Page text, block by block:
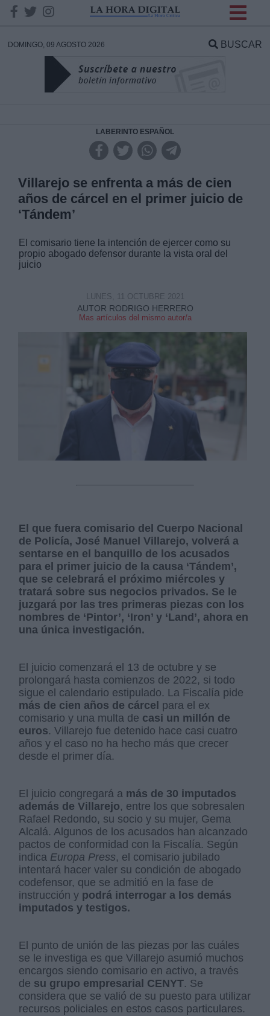
DOMINGO, 09 AGOSTO 2026 BUSCAR
LABERINTO ESPAÑOL
Villarejo se enfrenta a más de cien
años de cárcel en el primer juicio de
‘Tándem’
El comisario tiene la intención de ejercer como su
propio abogado defensor durante la vista oral del
juicio
AUTOR RODRIGO HERRERO
Mas artículos del mismo autor/a
LUNES, 11 OCTUBRE 2021
El que fuera comisario del Cuerpo Nacional
de Policía, José Manuel Villarejo, volverá a
sentarse en el banquillo de los acusados
para el primer juicio de la causa ‘Tándem’,
que se celebrará el próximo miércoles y
tratará sobre sus negocios privados. Se le
juzgará por las tres primeras piezas con los
nombres de ‘Pintor’, ‘Iron’ y ‘Land’, ahora en
una única investigación.
El juicio comenzará el 13 de octubre y se
prolongará hasta comienzos de 2022, si todo
sigue el calendario estipulado. La Fiscalía pide
más de cien años de cárcel para el ex
comisario y una multa de casi un millón de
euros. Villarejo fue detenido hace casi cuatro
años y el caso no ha hecho más que crecer
desde el primer día.
El juicio congregará a más de 30 imputados
además de Villarejo, entre los que sobresalen
Rafael Redondo, su socio y su mujer, Gema
Alcalá. Algunos de los acusados han alcanzado
pactos de conformidad con la Fiscalía. Según
indica Europa Press, el comisario jubilado
intentará hacer valer su condición de abogado
codefensor, que se admitió en la fase de
instrucción y podrá interrogar a los demás
imputados y testigos.
El punto de unión de las piezas por las cuáles
se le investiga es que Villarejo asumió muchos
encargos siendo comisario en activo, a través
de su grupo empresarial CENYT. Se
considera que se valió de su puesto para utilizar
recursos policiales en estos casos particulares.
DATOS
Responsable:
Legitimación:
Destinatarios:
Información adicional